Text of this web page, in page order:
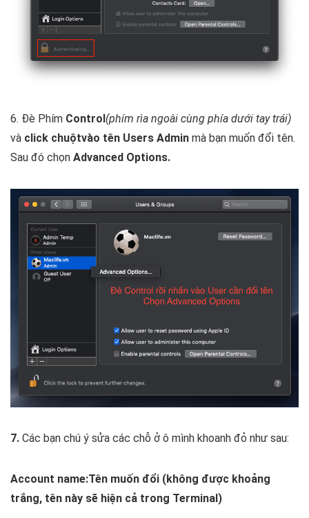
6. Đè Phím Control (phím rìa ngoài cùng phía dưới tay trái)
và click chuộtvào tên Users Admin mà bạn muốn đổi tên.
Sau đó chọn Advanced Options.
7. Các bạn chú ý sửa các chỗ ở ô mình khoanh đỏ như sau:
Account name:Tên muốn đổi (không được khoảng
trắng, tên này sẽ hiện cả trong Terminal)